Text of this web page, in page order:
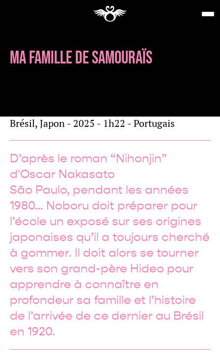
MA FAMILLE DE SAMOURAÏS
Brésil, Japon - 2025 - 1h22 - Portugais
D’après le roman “Nihonjin”
d'Oscar Nakasato
São Paulo, pendant les années
1980… Noboru doit préparer pour
l’école un exposé sur ses origines
japonaises qu’il a toujours cherché
à gommer. Il doit alors se tourner
vers son grand-père Hideo pour
apprendre à connaître en
profondeur sa famille et l’histoire
de l’arrivée de ce dernier au Brésil
en 1920.